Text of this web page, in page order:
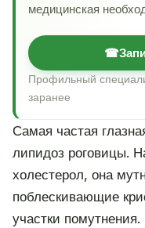
медицинская
☎
Профильный
заранее
Самая частая
липидоз роговицы.
холестерол, она
поблескивающие
участки